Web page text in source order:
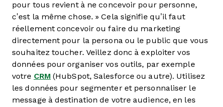
pour tous revient à ne concevoir pour personne,
c’est la même chose. » Cela signifie qu’il faut
réellement concevoir ou faire du marketing
directement pour la persona ou le public que vous
souhaitez toucher. Veillez donc à exploiter vos
données pour organiser vos outils, par exemple
votre CRM (HubSpot, Salesforce ou autre). Utilisez
les données pour segmenter et personnaliser le
message à destination de votre audience, en les